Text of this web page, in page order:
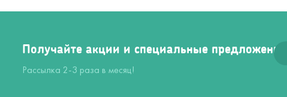
Получайте акции и специальные предложения
Рассылка 2-3 раза в месяц!